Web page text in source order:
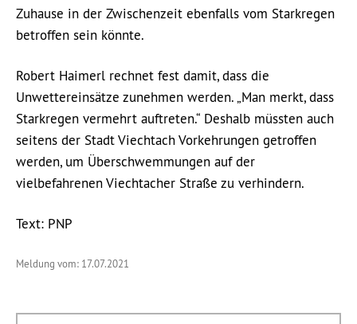
Zuhause in der Zwischenzeit ebenfalls vom Starkregen
betroffen sein könnte.
Robert Haimerl rechnet fest damit, dass die
Unwettereinsätze zunehmen werden. „Man merkt, dass
Starkregen vermehrt auftreten.“ Deshalb müssten auch
seitens der Stadt Viechtach Vorkehrungen getroffen
werden, um Überschwemmungen auf der
vielbefahrenen Viechtacher Straße zu verhindern.
Text: PNP
Meldung vom: 17.07.2021